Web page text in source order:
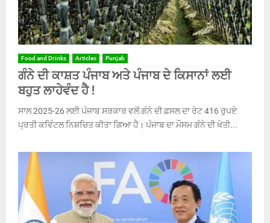
Food and Drinks Articles Punjab
ਗੰਨੇ ਦੀ ਕਾਸ਼ਤ ਪੰਜਾਬ ਅਤੇ ਪੰਜਾਬ ਦੇ ਕਿਸਾਨਾਂ ਲਈ
ਬਹੁਤ ਲਾਹੇਵੰਦ ਹੈ !
ਸਾਲ 2025-26 ਲਈ ਪੰਜਾਬ ਸਰਕਾਰ ਵਲੋਂ ਗੰਨੇ ਦੀ ਫ਼ਸਲ ਦਾ ਰੇਟ 416 ਰੁਪਏ
ਪ੍ਰਤੀ ਕਵਿੰਟਲ ਨਿਸ਼ਚਿਤ ਕੀਤਾ ਗਿਆ ਹੈ। ਪੰਜਾਬ ਦਾ ਮੌਸਮ ਗੰਨੇ ਦੀ ਖੇਤੀ...